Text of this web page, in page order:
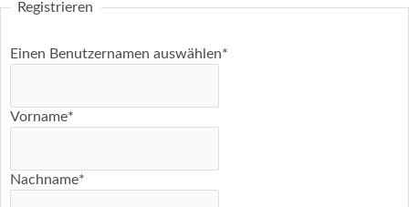
Registrieren
Einen Benutzernamen auswählen*
Vorname*
Nachname*